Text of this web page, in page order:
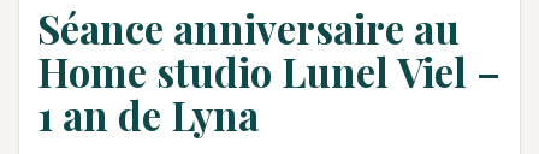
Séance anniversaire au
Home studio Lunel Viel –
1 an de Lyna